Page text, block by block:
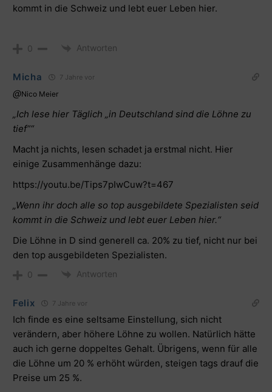
kommt in die Schweiz und lebt euer Leben hier.
0 Antworten
Micha 7 Jahre vor
@Nico Meier
„Ich lese hier Täglich „in Deutschland sind die Löhne zu
tief““
Macht ja nichts, lesen schadet ja erstmal nicht. Hier
einige Zusammenhänge dazu:
https://youtu.be/Tips7pIwCuw?t=467
„Wenn ihr doch alle so top ausgebildete Spezialisten seid
kommt in die Schweiz und lebt euer Leben hier.“
Die Löhne in D sind generell ca. 20% zu tief, nicht nur bei
den top ausgebildeten Spezialisten.
0 Antworten
Felix 7 Jahre vor
Ich finde es eine seltsame Einstellung, sich nicht
verändern, aber höhere Löhne zu wollen. Natürlich hätte
auch ich gerne doppeltes Gehalt. Übrigens, wenn für alle
die Löhne um 20 % erhöht würden, steigen tags drauf die
Preise um 25 %.